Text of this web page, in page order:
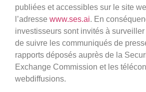
publiées et accessibles sur le site
l’adresse www.ses.ai. En
investisseurs sont invités à
de suivre les communiqués de
rapports déposés auprès de la
Exchange Commission et les
webdiffusions.